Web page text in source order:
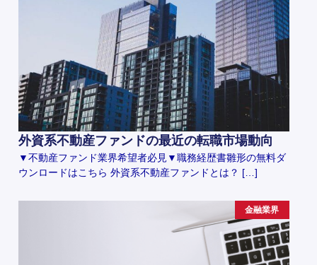
外資系不動産ファンドの最近の転職市場動向
▼不動産ファンド業界希望者必見▼職務経歴書雛形の無料ダ
ウンロードはこちら 外資系不動産ファンドとは？ […]
金融業界